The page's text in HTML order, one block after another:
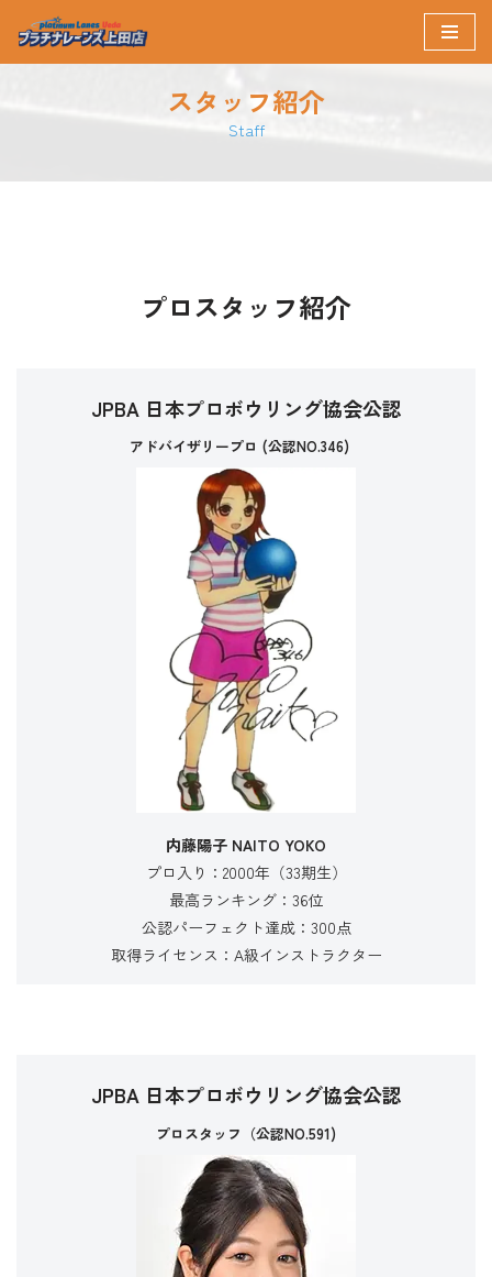
コ
スタッフ紹介
Staff
プロスタッフ紹介
JPBA 日本プロボウリング協会公認
アドバイザリープロ (公認NO.346)
内藤陽子 NAITO YOKO
プロ入り：2000年（33期生）
最高ランキング：36位
公認パーフェクト達成：300点
取得ライセンス：A級インストラクター
JPBA 日本プロボウリング協会公認
プロスタッフ（公認NO.591)